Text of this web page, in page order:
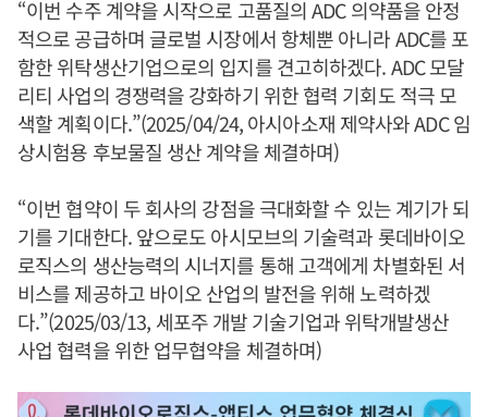
“이번 수주 계약을 시작으로 고품질의 ADC 의약품을 안정
적으로 공급하며 글로벌 시장에서 항체뿐 아니라 ADC를 포
함한 위탁생산기업으로의 입지를 견고히하겠다. ADC 모달
리티 사업의 경쟁력을 강화하기 위한 협력 기회도 적극 모
색할 계획이다.”(2025/04/24, 아시아소재 제약사와 ADC 임
상시험용 후보물질 생산 계약을 체결하며)
“이번 협약이 두 회사의 강점을 극대화할 수 있는 계기가 되
기를 기대한다. 앞으로도 아시모브의 기술력과 롯데바이오
로직스의 생산능력의 시너지를 통해 고객에게 차별화된 서
비스를 제공하고 바이오 산업의 발전을 위해 노력하겠
다.”(2025/03/13, 세포주 개발 기술기업과 위탁개발생산
사업 협력을 위한 업무협약을 체결하며)